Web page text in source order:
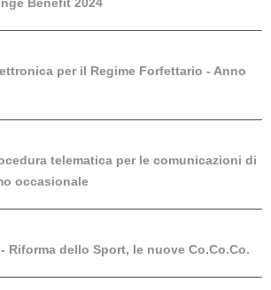
per il Regime Forfettario - Anno
telematica per le comunicazioni di
occasionale
Riforma dello Sport, le nuove Co.Co.Co.